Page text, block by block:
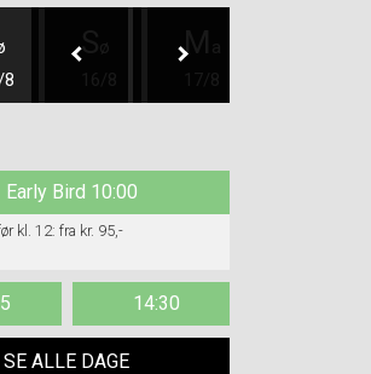
8
S M
Early Bird 10:00
Enhedspris før kl. 12: fra kr. 95,-
14:30
SE ALLE DAGE